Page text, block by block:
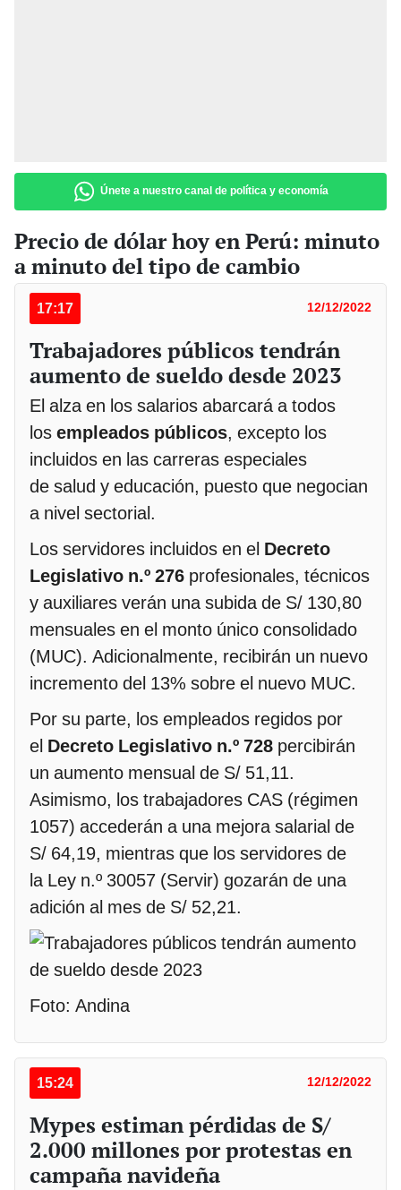
Únete a nuestro canal de política y economía
Precio de dólar hoy en Perú: minuto
a minuto del tipo de cambio
17:17 12/12/2022
Trabajadores públicos tendrán
aumento de sueldo desde 2023
El alza en los salarios abarcará a todos
los empleados públicos, excepto los
incluidos en las carreras especiales
de salud y educación, puesto que negocian
a nivel sectorial.
Los servidores incluidos en el Decreto
Legislativo n.º 276 profesionales, técnicos
y auxiliares verán una subida de S/ 130,80
mensuales en el monto único consolidado
(MUC). Adicionalmente, recibirán un nuevo
incremento del 13% sobre el nuevo MUC.
Por su parte, los empleados regidos por
el Decreto Legislativo n.º 728 percibirán
un aumento mensual de S/ 51,11.
Asimismo, los trabajadores CAS (régimen
1057) accederán a una mejora salarial de
S/ 64,19, mientras que los servidores de
la Ley n.º 30057 (Servir) gozarán de una
adición al mes de S/ 52,21.
Foto: Andina
15:24 12/12/2022
Mypes estiman pérdidas de S/
2.000 millones por protestas en
campaña navideña